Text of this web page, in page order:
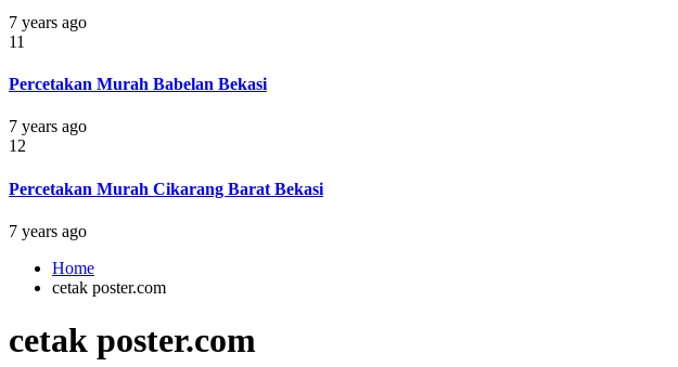
7 years ago
11
Percetakan Murah Babelan Bekasi
7 years ago
12
Percetakan Murah Cikarang Barat Bekasi
7 years ago
Home
cetak poster.com
cetak poster.com